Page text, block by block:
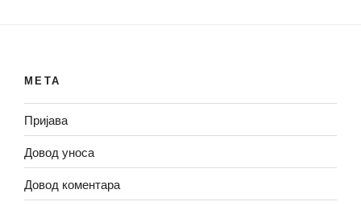
МЕТА
Пријава
Довод уноса
Довод коментара